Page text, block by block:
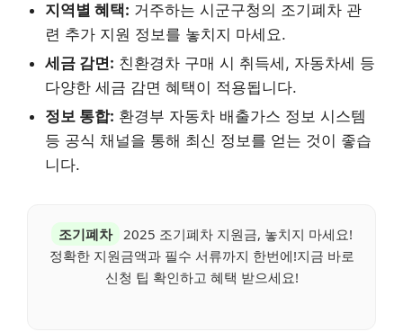
지역별 혜택: 거주하는 시군구청의 조기폐차 관
련 추가 지원 정보를 놓치지 마세요.
세금 감면: 친환경차 구매 시 취득세, 자동차세 등
다양한 세금 감면 혜택이 적용됩니다.
정보 통합: 환경부 자동차 배출가스 정보 시스템
등 공식 채널을 통해 최신 정보를 얻는 것이 좋습
니다.
조기폐차
2025 조기폐차 지원금, 놓치지 마세요!
정확한 지원금액과 필수 서류까지 한번에!지금 바로
신청 팁 확인하고 혜택 받으세요!